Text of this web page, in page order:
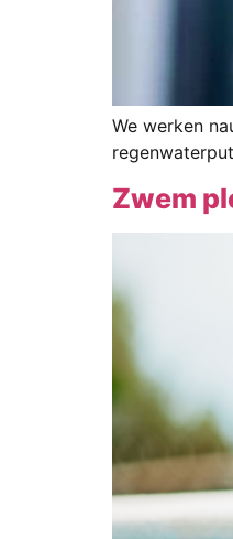
We werken
Zwem